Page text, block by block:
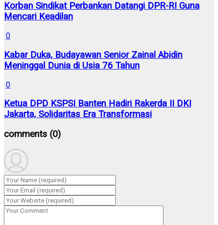
Korban Sindikat Perbankan Datangi DPR-RI Guna
Mencari Keadilan
0
Kabar Duka, Budayawan Senior Zainal Abidin
Meninggal Dunia di Usia 76 Tahun
0
Ketua DPD KSPSI Banten Hadiri Rakerda II DKI
Jakarta, Solidaritas Era Transformasi
comments (0)